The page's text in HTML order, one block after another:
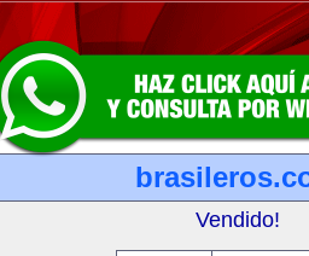
Vendido!